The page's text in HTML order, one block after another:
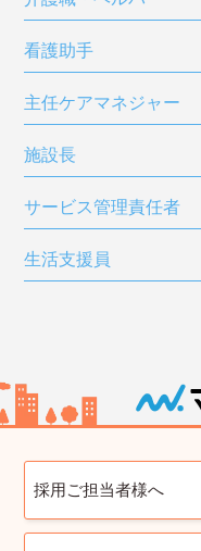
看護助手
主任ケアマネジャー
施設長
サービス管理責任者
生活支援員
採用ご担当者様へ